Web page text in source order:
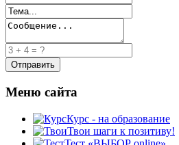
Меню сайта
Курс - на образование
Твои шаги к позитиву!